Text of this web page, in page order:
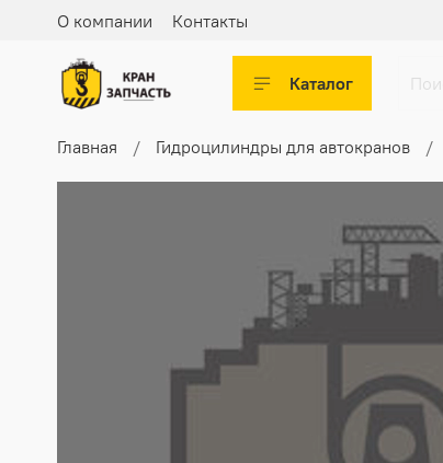
О компании Контакты
Каталог
Главная Гидроцилиндры для автокранов